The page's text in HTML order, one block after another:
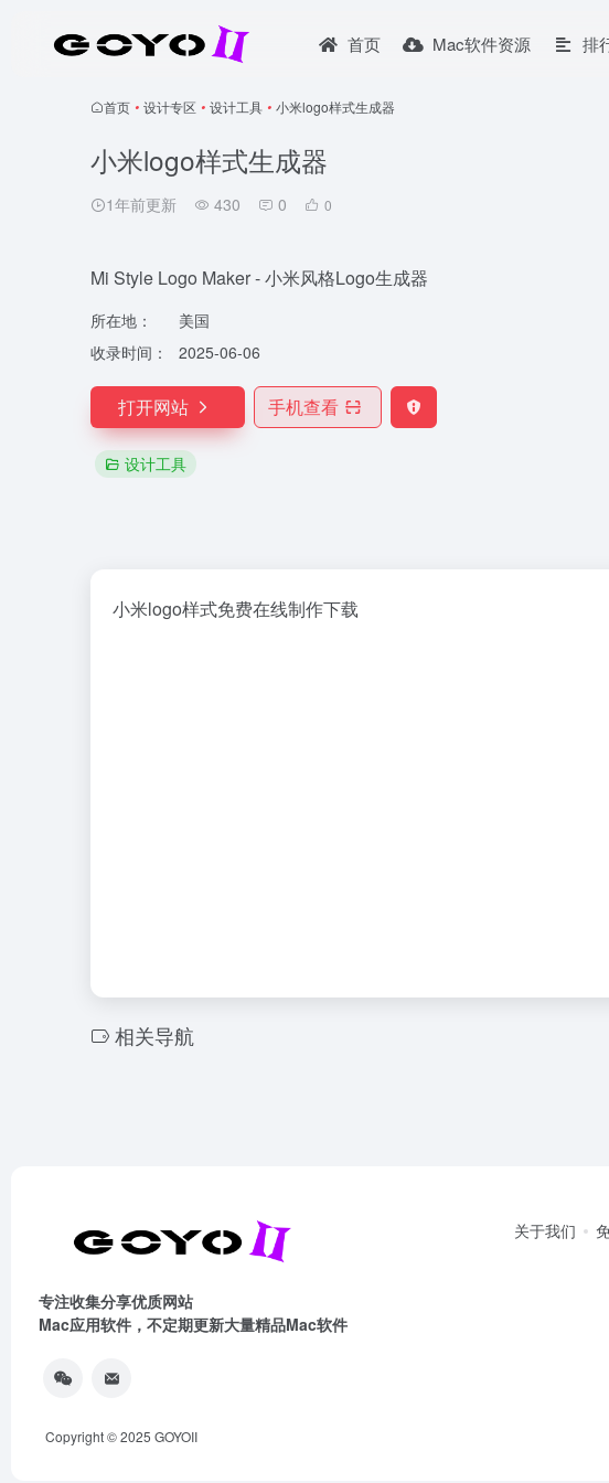
首页 Mac软件资源 排
首页 • 设计专区 • 设计工具 • 小米logo样式生成器
小米logo样式生成器
1年前更新 430 0 0
Mi Style Logo Maker - 小米风格Logo生成器
所在地：
美国
收录时间：
2025-06-06
打开网站 手机查看
设计工具
小米logo样式免费在线制作下载
相关导航
专注收集分享优质网站
Mac应用软件，不定期更新大量精品Mac软件
关于我们
Copyright © 2025 GOYOII